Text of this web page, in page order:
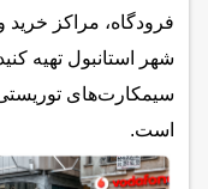
فرودگاه، مراکز
شهر استانبول تهیه
است.